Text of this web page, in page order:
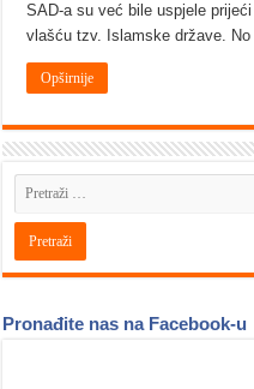
SAD-a su već bile uspjele
vlašću tzv. Islamske države.
Opširnije
Pronađite nas na Facebook-u